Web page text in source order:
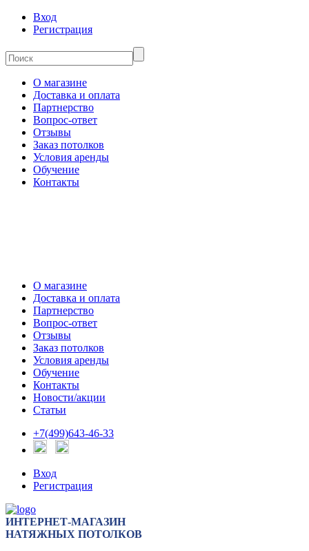
Вход
Регистрация
О магазине
Доставка и оплата
Партнерство
Вопрос-ответ
Отзывы
Заказ потолков
Условия аренды
Обучение
Контакты
О магазине
Доставка и оплата
Партнерство
Вопрос-ответ
Отзывы
Заказ потолков
Условия аренды
Обучение
Контакты
Новости/акции
Статьи
+7(499)643-46-33
Вход
Регистрация
ИНТЕРНЕТ-МАГАЗИН
НАТЯЖНЫХ ПОТОЛКОВ